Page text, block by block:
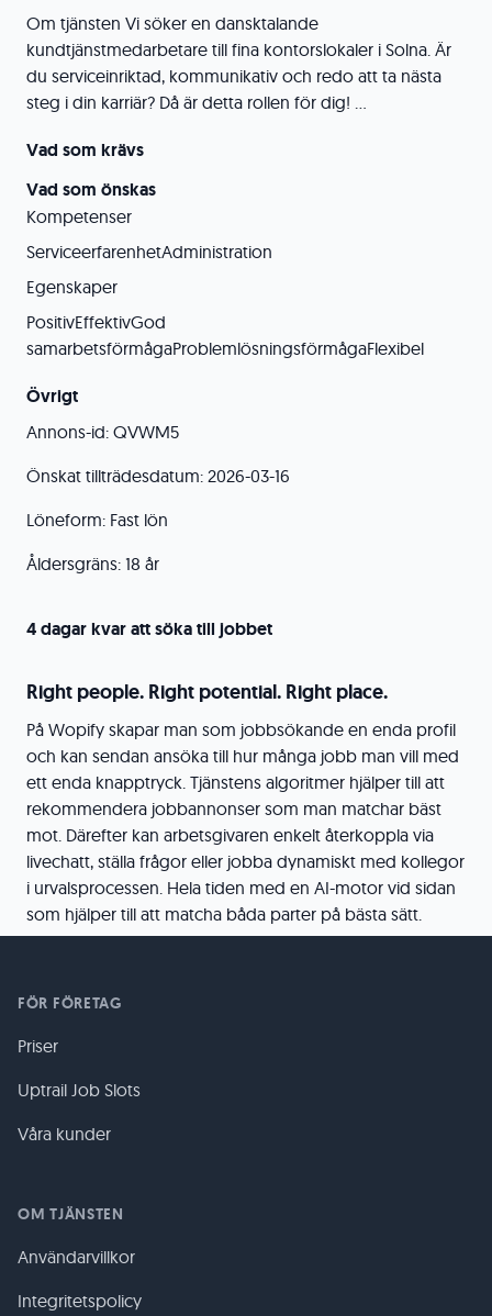
Om tjänsten Vi söker en dansktalande
kundtjänstmedarbetare till fina kontorslokaler i Solna. Är
du serviceinriktad, kommunikativ och redo att ta nästa
steg i din karriär? Då är detta rollen för dig! ...
Vad som krävs
Vad som önskas
Kompetenser
ServiceerfarenhetAdministration
Egenskaper
PositivEffektivGod
samarbetsförmågaProblemlösningsförmågaFlexibel
Övrigt
Annons-id: QVWM5
Önskat tillträdesdatum: 2026-03-16
Löneform: Fast lön
Åldersgräns: 18 år
4 dagar kvar att söka till jobbet
Right people. Right potential. Right place.
På Wopify skapar man som jobbsökande en enda profil
och kan sendan ansöka till hur många jobb man vill med
ett enda knapptryck. Tjänstens algoritmer hjälper till att
rekommendera jobbannonser som man matchar bäst
mot. Därefter kan arbetsgivaren enkelt återkoppla via
livechatt, ställa frågor eller jobba dynamiskt med kollegor
i urvalsprocessen. Hela tiden med en AI-motor vid sidan
som hjälper till att matcha båda parter på bästa sätt.
FÖR FÖRETAG
Priser
Uptrail Job Slots
Våra kunder
OM TJÄNSTEN
Användarvillkor
Integritetspolicy